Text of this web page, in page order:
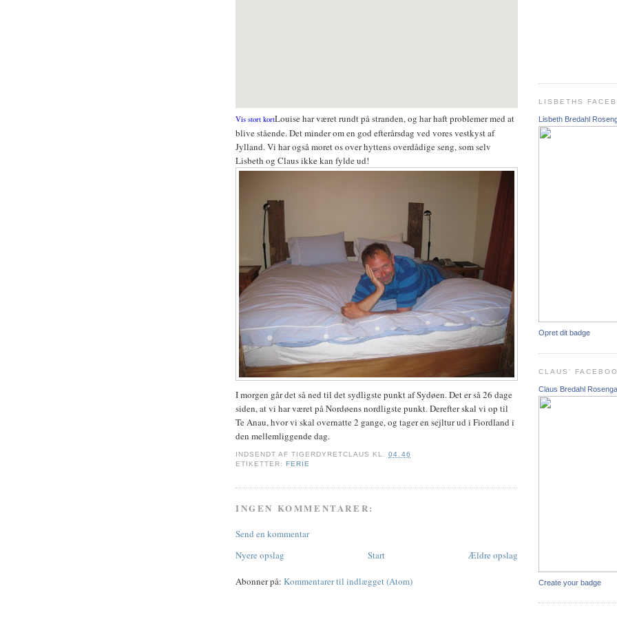
Vis stort kortLouise har været rundt på stranden, og har haft problemer med at
blive stående. Det minder om en god efterårsdag ved vores vestkyst af
Jylland. Vi har også moret os over hyttens overdådige seng, som selv
Lisbeth og Claus ikke kan fylde ud!
I morgen går det så ned til det sydligste punkt af Sydøen. Det er så 26 dage
siden, at vi har været på Nordøens nordligste punkt. Derefter skal vi op til
Te Anau, hvor vi skal overnatte 2 gange, og tager en sejltur ud i Fiordland i
den mellemliggende dag.
INDSENDT AFTIGERDYRETCLAUS KL.04.46
ETIKETTER:FERIE
INGEN KOMMENTARER:
Send en kommentar
Nyere opslag
Ældre opslag
Start
Abonner på: Kommentarer til indlægget (Atom)
LISBETHS
Lisbeth Bredahl
Opret dit badge
CLAUS'
Claus Bredahl
Create your badge